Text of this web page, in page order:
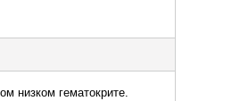
низком гематокрите.